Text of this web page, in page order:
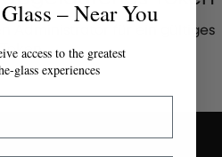
Administrator für ein gültiges
Token.
– Near You
access to the greatest
glass experiences